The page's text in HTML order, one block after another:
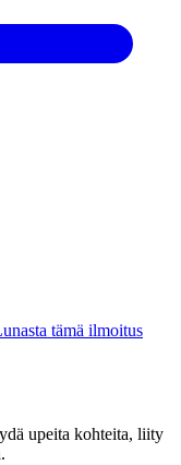
tämä ilmoitus
upeita kohteita, liity